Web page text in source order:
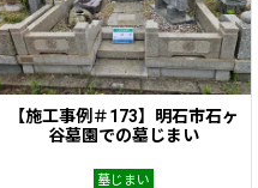
【施工事例＃173】明石市石ヶ
谷墓園での墓じまい
墓じまい